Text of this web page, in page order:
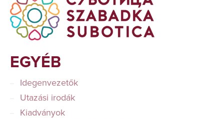
EGYÉB
Idegenvezetők
Utazási irodák
Kiadványok